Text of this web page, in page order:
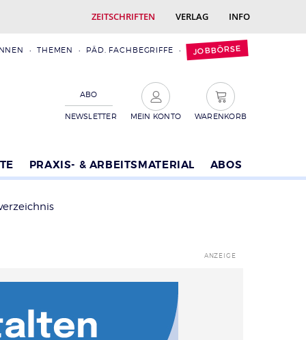
ZEITSCHRIFTEN VERLAG INFO
THEMEN PÄD. FACHBEGRIFFE JOBBÖRSE
ABO
NEWSLETTER MEIN KONTO WARENKORB
PRAXIS- & ARBEITSMATERIAL ABOS